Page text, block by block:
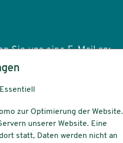
Sie uns eine E-Mail an:
institut.de
vom
Essentiell
zur Optimierung der Website.
unserer Website. Eine
statt, Daten werden nicht an